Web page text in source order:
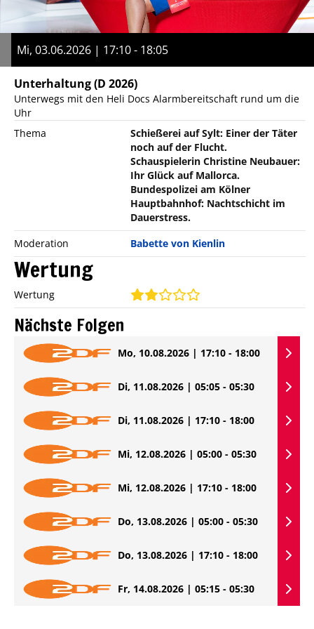
Mi, 03.06.2026 | 17:10 - 18:05
Unterhaltung(D 2026)
Unterwegs mit den Heli Docs Alarmbereitschaft rund um die
Uhr
Thema
Schießerei auf Sylt: Einer der Täter
noch auf der Flucht.
Schauspielerin Christine Neubauer:
Ihr Glück auf Mallorca.
Bundespolizei am Kölner
Hauptbahnhof: Nachtschicht im
Dauerstress.
Moderation
Babette von Kienlin
Wertung
Wertung
Nächste Folgen
Mo, 10.08.2026 | 17:10 - 18:00
Di, 11.08.2026 | 05:05 - 05:30
Di, 11.08.2026 | 17:10 - 18:00
Mi, 12.08.2026 | 05:00 - 05:30
Mi, 12.08.2026 | 17:10 - 18:00
Do, 13.08.2026 | 05:00 - 05:30
Do, 13.08.2026 | 17:10 - 18:00
Fr, 14.08.2026 | 05:15 - 05:30